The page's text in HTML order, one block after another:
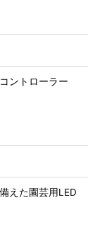
ントローラー
えた園芸用LED